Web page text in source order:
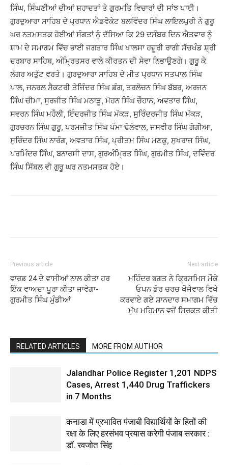
ਸਿੰਘ, ਸਿੰਘਣੀਆਂ ਦੀਆਂ ਸ਼ਹਾਦਤਾਂ ਤੇ ਗੁਰਮਤਿ ਵਿਚਾਰਾਂ ਦੀ ਸਾਂਝ ਪਾਈ।
ਗੁਰਦੁਆਰਾ ਸਾਹਿਬ ਦੇ ਪ੍ਰਧਾਨ ਐਡਵੋਕੇਟ ਬਲਵਿੰਦਰ ਸਿੰਘ ਲਾਇਲਪੁਰੀ ਨੇ ਗੁਰੂ
ਘਰ ਨਤਮਸਤਕ ਹੋਈਆਂ ਸੰਗਤਾਂ ਨੂੰ ਦੱਸਿਆ ਕਿ 29 ਦਸੰਬਰ ਦਿਨ ਐਤਵਾਰ ਨੂੰ
ਸ਼ਾਮ ਦੇ ਸਮਾਗਮ ਵਿੱਚ ਭਾਈ ਜਗਤਾਰ ਸਿੰਘ ਖਾਲਸਾ ਹਜ਼ੂਰੀ ਰਾਗੀ ਸੱਚਖੰਡ ਸ਼੍ਰੀ
ਦਰਬਾਰ ਸਾਹਿਬ, ਅੰਮ੍ਰਿਤਸਰ ਵਾਲੇ ਕੀਰਤਨ ਦੀ ਸੇਵਾ ਨਿਭਾਉਣਗੇ। ਗੁਰੂ ਕੇ
ਲੰਗਰ ਅਤੁੱਟ ਵਰਤੇ। ਗੁਰਦੁਆਰਾ ਸਾਹਿਬ ਦੇ ਮੀਤ ਪ੍ਰਧਾਨ ਸਤਪਾਲ ਸਿੰਘ
ਪਾਲ, ਜਨਰਲ ਸੈਕਟਰੀ ਤੇਜਿੰਦਰ ਸਿੰਘ ਡੰਗ, ਤਰਲੋਚਨ ਸਿੰਘ ਬੱਬਰ, ਅਰਜਨ
ਸਿੰਘ ਚੀਮਾ, ਸੁਰਜੀਤ ਸਿੰਘ ਮਠਾੜੂ, ਮੋਹਨ ਸਿੰਘ ਚੌਹਾਨ, ਅਵਤਾਰ ਸਿੰਘ,
ਸਵਰਨ ਸਿੰਘ ਮਹੌਲੀ, ਇੰਦਰਜੀਤ ਸਿੰਘ ਮੱਕੜ, ਸੁਰਿੰਦਰਜੀਤ ਸਿੰਘ ਮੱਕੜ,
ਗੁਰਚਰਨ ਸਿੰਘ ਗੁਰੂ, ਪਰਮਜੀਤ ਸਿੰਘ ਪੰਮਾ ਢੋਲੇਵਾਲ, ਜਸਵੀਰ ਸਿੰਘ ਗੋਗੀਆ,
ਸੁਰਿੰਦਰ ਸਿੰਘ ਨਾਰੰਗ, ਅਵਤਾਰ ਸਿੰਘ, ਪ੍ਰੀਤਮ ਸਿੰਘ ਮਣਕੂ, ਸੁਖਰਾਜ ਸਿੰਘ,
ਪਰਮਿੰਦਰ ਸਿੰਘ, ਬਨਾਰਸੀ ਦਾਸ, ਗੁਰਅੰਮ੍ਰਿਤ ਸਿੰਘ, ਗੁਰਮੀਤ ਸਿੰਘ, ਦਵਿੰਦਰ
ਸਿੰਘ ਸਿੱਬਲ ਵੀ ਗੁਰੂ ਘਰ ਨਤਮਸਤਕ ਹੋਏ।
Previous article
ਵਾਰਡ 24 ਦੇ ਵਾਸੀਆਂ ਨਾਲ ਕੀਤਾ ਹਰ
ਇੱਕ ਵਾਅਦਾ ਪੂਰਾ ਕੀਤਾ ਜਾਵੇਗਾ-
ਗੁਰਮੀਤ ਸਿੰਘ ਮੁੰਡੀਆਂ
Next article
ਮਹਿੰਦਰ ਭਗਤ ਨੇ ਕ੍ਰਿਸਮਿਸ ਮੌਕੇ
ਓਪਨ ਡੋਰ ਚਰਚ ਖੋਜੇਵਾਲ ਵਿਖੇ
ਕਰਵਾਏ ਗਏ ਸ਼ਾਨਦਾਰ ਸਮਾਗਮ ਵਿੱਚ
ਮੁੱਖ ਮਹਿਮਾਨ ਵਜੋਂ ਸਿਰਕਤ ਕੀਤੀ
RELATED ARTICLES MORE FROM AUTHOR
Jalandhar Police Register 1,201 NDPS
Cases, Arrest 1,440 Drug Traffickers
in 7 Months
कनाडा में प्रभावित पंजाबी विद्यार्थियों के हितों की
रक्षा के लिए हरसंभव प्रयास करेगी पंजाब सरकार :
डॉ. रवजोत सिंह